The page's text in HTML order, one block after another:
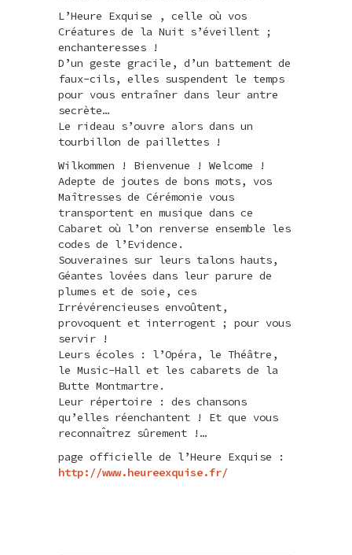
L’Heure Exquise , celle où vos
Créatures de la Nuit s’éveillent ;
enchanteresses !
D’un geste gracile, d’un battement de
faux-cils, elles suspendent le temps
pour vous entraîner dans leur antre
secrète…
Le rideau s’ouvre alors dans un
tourbillon de paillettes !
Wilkommen ! Bienvenue ! Welcome !
Adepte de joutes de bons mots, vos
Maîtresses de Cérémonie vous
transportent en musique dans ce
Cabaret où l’on renverse ensemble les
codes de l’Evidence.
Souveraines sur leurs talons hauts,
Géantes lovées dans leur parure de
plumes et de soie, ces
Irrévérencieuses envoûtent,
provoquent et interrogent ; pour vous
servir !
Leurs écoles : l’Opéra, le Théâtre,
le Music-Hall et les cabarets de la
Butte Montmartre.
Leur répertoire : des chansons
qu’elles réenchantent ! Et que vous
reconnaı̂trez sûrement !…
page officielle de l’Heure Exquise :
http://www.heureexquise.fr/